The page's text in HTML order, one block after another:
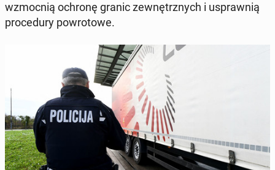
wzmoc­nią ochronę granic ze­wnętrz­nych i uspraw­nią
pro­ce­du­ry po­wro­to­we.